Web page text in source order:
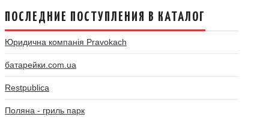
ПОСЛЕДНИЕ ПОСТУПЛЕНИЯ В КАТАЛОГ
Юридична компанія Pravokach
батарейки.com.ua
Restpublica
Поляна - гриль парк